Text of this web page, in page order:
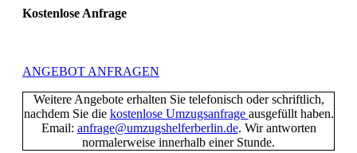
Kostenlose Anfrage
ANGEBOT ANFRAGEN
Weitere Angebote erhalten Sie telefonisch oder schriftlich,
nachdem Sie die kostenlose Umzugsanfrage ausgefüllt haben.
Email: anfrage@umzugshelferberlin.de. Wir antworten
normalerweise innerhalb einer Stunde.